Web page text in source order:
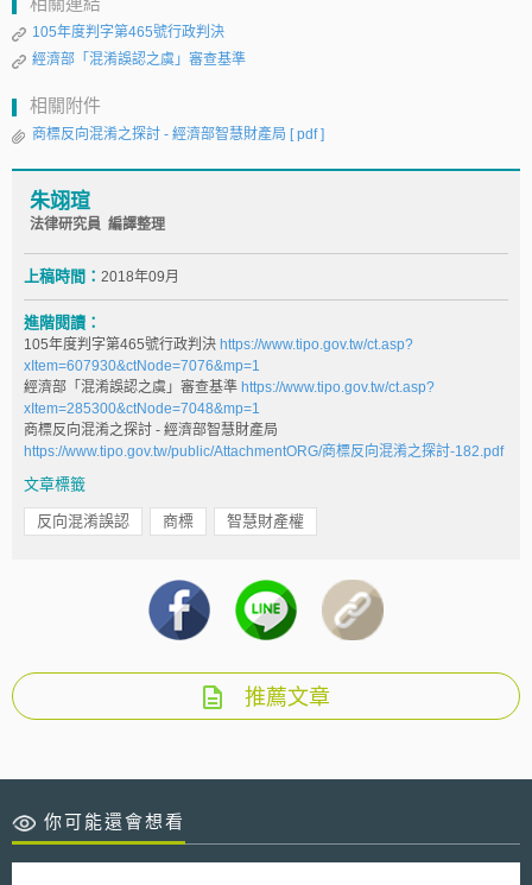
105年度判字第465號行政判決
經濟部「混淆誤認之虞」審查基準
相關附件
商標反向混淆之探討 - 經濟部智慧財產局 [ pdf ]
朱翊瑄
法律研究員 編譯整理
上稿時間： 2018年09月
進階閱讀：
105年度判字第465號行政判決 https://www.tipo.gov.tw/ct.asp?
xItem=607930&ctNode=7076&mp=1
經濟部「混淆誤認之虞」審查基準 https://www.tipo.gov.tw/ct.asp?
xItem=285300&ctNode=7048&mp=1
商標反向混淆之探討 - 經濟部智慧財產局
https://www.tipo.gov.tw/public/AttachmentORG/商標反向混淆之探討-182.pdf
文章標籤
反向混淆誤認 商標 智慧財產權
推薦文章
你可能還會想看